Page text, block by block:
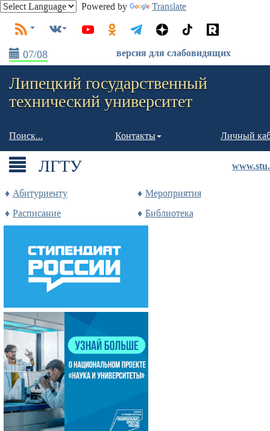
Powered by Translate
07/08 версия для слабовидящих
Липецкий государственный
технический университет
Поиск... Контакты Личный
ЛГТУ
Абитуриенту
Мероприятия
Расписание
Библиотека